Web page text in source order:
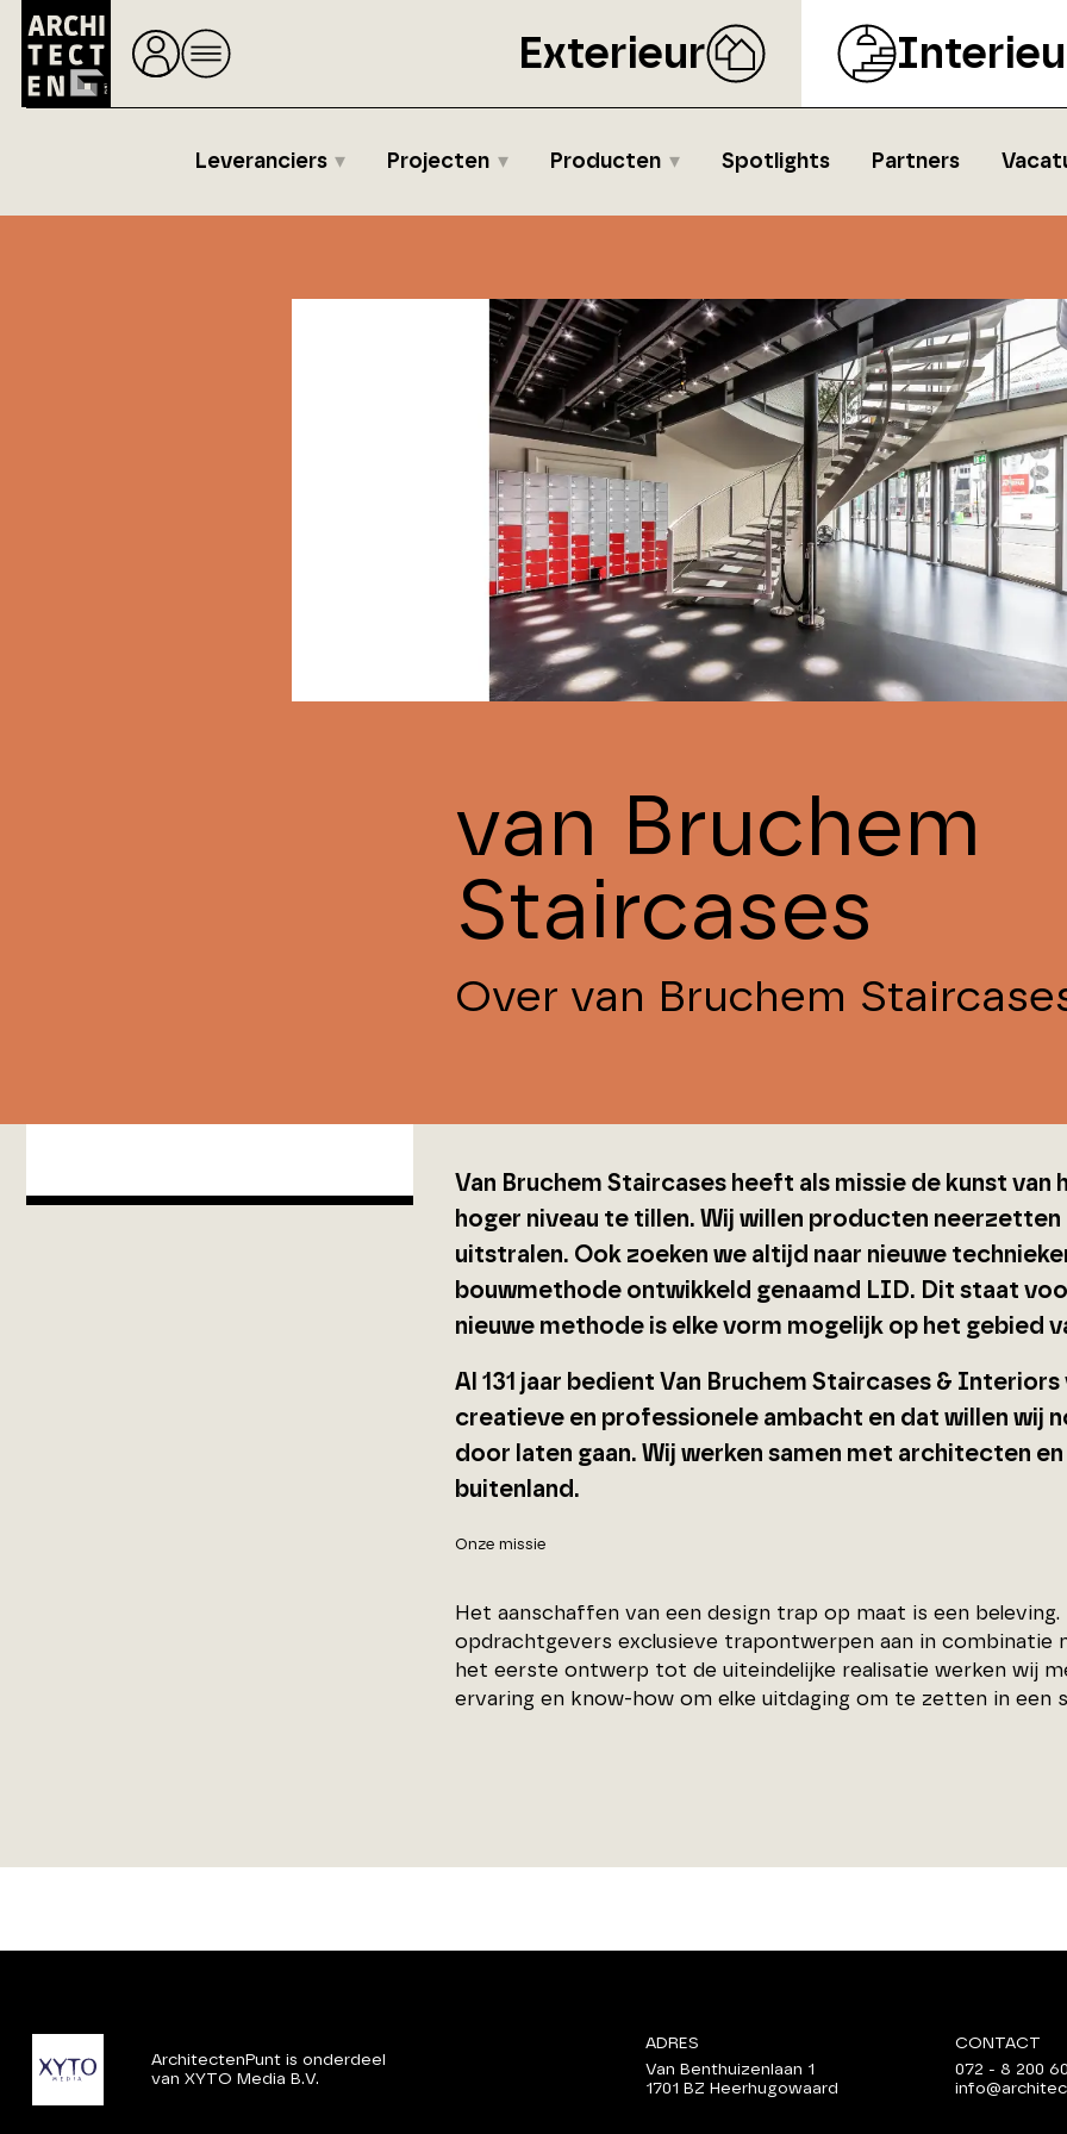
Exterieur
Leveranciers Projecten Producten Spotlights Partners
van Bruchem
Staircases
Over van Bruchem
Van Bruchem Staircases heeft als missie de kunst van
hoger niveau te tillen. Wij willen producten
uitstralen. Ook zoeken we altijd naar nieuwe
bouwmethode ontwikkeld genaamd LID. Dit staat
nieuwe methode is elke vorm mogelijk op het gebied
Al 131 jaar bedient Van Bruchem Staircases &
creatieve en professionele ambacht en dat willen wij
door laten gaan. Wij werken samen met architecten
buitenland.
Onze missie
Het aanschaffen van een design trap op maat is een
opdrachtgevers exclusieve trapontwerpen aan in combinatie
het eerste ontwerp tot de uiteindelijke realisatie werken wij
ervaring en know-how om elke uitdaging om te zetten in een
ArchitectenPunt is onderdeel
van XYTO Media B.V.
ADRES
Van Benthuizenlaan 1
1701 BZ Heerhugowaard
CONTACT
072 - 8 200